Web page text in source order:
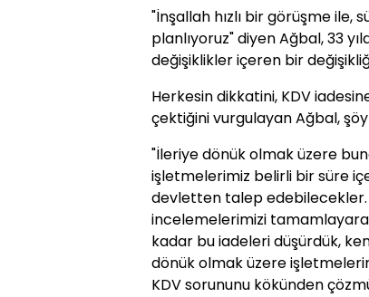
"İnşallah hızlı bir görüşme ile,
planlıyoruz" diyen Ağbal, 33
değişiklikler içeren bir
Herkesin dikkatini, KDV
çektiğini vurgulayan Ağbal,
"İleriye dönük olmak üzere
işletmelerimiz belirli bir süre
devletten talep edebilecekler.
incelemelerimizi
kadar bu iadeleri düşürdük,
dönük olmak üzere
KDV sorununu kökünden